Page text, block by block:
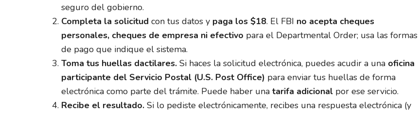
seguro del gobierno.
Completa la solicitud con tus datos y paga los $18. El FBI no acepta cheques
personales, cheques de empresa ni efectivo para el Departmental Order; usa las formas
de pago que indique el sistema.
Toma tus huellas dactilares. Si haces la solicitud electrónica, puedes acudir a una oficina
participante del Servicio Postal (U.S. Post Office) para enviar tus huellas de forma
electrónica como parte del trámite. Puede haber una tarifa adicional por ese servicio.
Recibe el resultado. Si lo pediste electrónicamente, recibes una respuesta electrónica (y